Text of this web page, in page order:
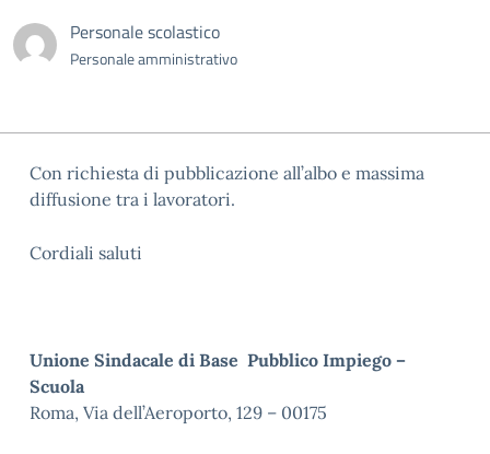
Personale scolastico
Personale amministrativo
Con richiesta di pubblicazione all’albo e massima
diffusione tra i lavoratori.
Cordiali saluti
Unione Sindacale di Base Pubblico Impiego –
Scuola
Roma, Via dell’Aeroporto, 129 – 00175